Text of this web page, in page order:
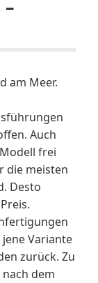
am Meer.
Auch
frei
die meisten
Desto
Variante
zurück. Zu
dem